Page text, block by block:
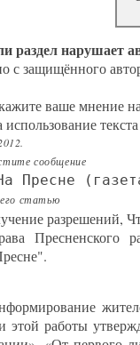
раздел нарушает
с защищённого
ваше мнение
текста
сообщение
Пресне
статью
разрешений,
Пресненского
этой работы